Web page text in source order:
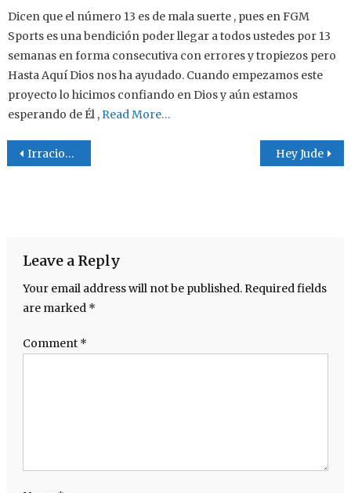
Dicen que el número 13 es de mala suerte , pues en FGM
Sports es una bendición poder llegar a todos ustedes por 13
semanas en forma consecutiva con errores y tropiezos pero
Hasta Aquí Dios nos ha ayudado. Cuando empezamos este
proyecto lo hicimos confiando en Dios y aún estamos
esperando de Él , Read More…
Post navigation
Irracional Hey Jude
Leave a Reply
Your email address will not be published. Required fields
are marked *
Comment *